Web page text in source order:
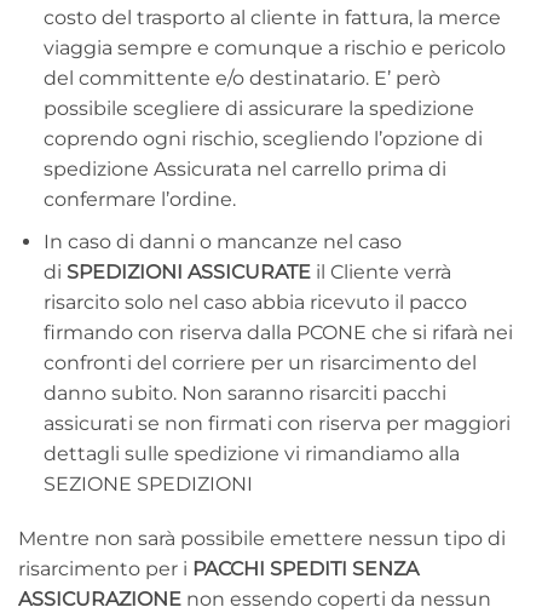
costo del trasporto al cliente in fattura, la merce
viaggia sempre e comunque a rischio e pericolo
del committente e/o destinatario. E’ però
possibile scegliere di assicurare la spedizione
coprendo ogni rischio, scegliendo l’opzione di
spedizione Assicurata nel carrello prima di
confermare l’ordine.
In caso di danni o mancanze nel caso
di SPEDIZIONI ASSICURATEil Cliente verrà
risarcito solo nel caso abbia ricevuto il pacco
firmando con riserva dalla PCONE che si rifarà nei
confronti del corriere per un risarcimento del
danno subito. Non saranno risarciti pacchi
assicurati se non firmati con riserva per maggiori
dettagli sulle spedizione vi rimandiamo alla
SEZIONE SPEDIZIONI
Mentre non sarà possibile emettere nessun tipo di
risarcimento per i PACCHI SPEDITI SENZA
ASSICURAZIONE non essendo coperti da nessun